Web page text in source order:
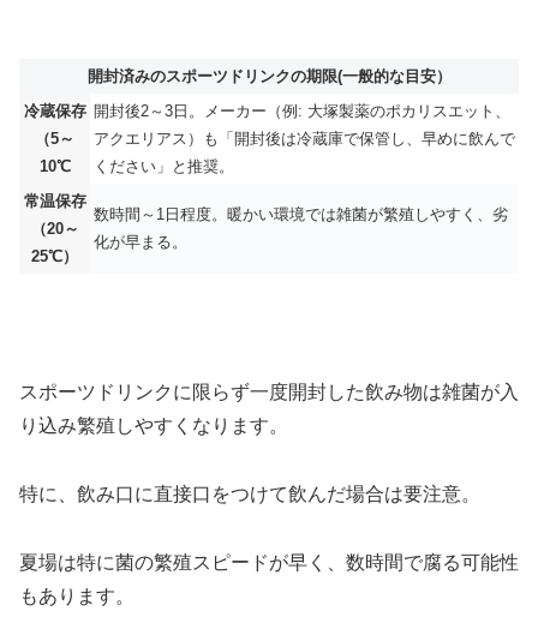
開封済みのスポーツドリンクの期限(一般的な目安）
冷蔵保存
（5～
10℃
開封後2～3日。メーカー（例: 大塚製薬のポカリスエット、
アクエリアス）も「開封後は冷蔵庫で保管し、早めに飲んで
ください」と推奨。
常温保存
（20～
25℃）
数時間～1日程度。暖かい環境では雑菌が繁殖しやすく、劣
化が早まる。
スポーツドリンクに限らず一度開封した飲み物は雑菌が入
り込み繁殖しやすくなります。
特に、飲み口に直接口をつけて飲んだ場合は要注意。
夏場は特に菌の繁殖スピードが早く、数時間で腐る可能性
もあります。